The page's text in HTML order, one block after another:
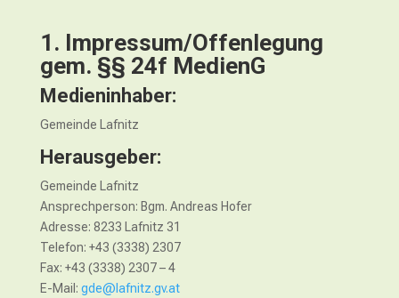
1. Impressum/Offenlegung
gem. §§ 24f MedienG
Medieninhaber:
Gemeinde Lafnitz
Herausgeber:
Gemeinde Lafnitz
Ansprechperson: Bgm. Andreas Hofer
Adresse: 8233 Lafnitz 31
Telefon: +43 (3338) 2307
Fax: +43 (3338) 2307 – 4
E-Mail: gde@lafnitz.gv.at